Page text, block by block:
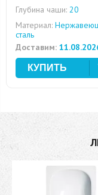
Глубина чаши: 20
Материал:
сталь
Доставим: